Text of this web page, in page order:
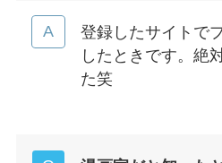
登録したサイトで
したときです。絶
た笑